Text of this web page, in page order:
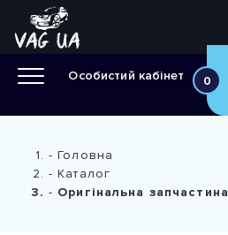
Особистий кабінет 0
Головна
Каталог
Оригінальна запчастина